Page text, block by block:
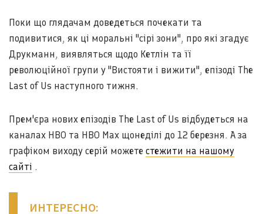
Поки що глядачам доведеться почекати та
подивитися, як ці моральні "сірі зони", про які згадує
Друкманн, виявляться щодо Кетлін та її
революційної групи у "Вистояти і вижити", епізоді The
Last of Us наступного тижня.
Прем'єра нових епізодів The Last of Us відбудеться на
каналах HBO та HBO Max щонеділі до 12 березня. А за
графіком виходу серій можете стежити на нашому
сайті .
ИНТЕРЕСНО: